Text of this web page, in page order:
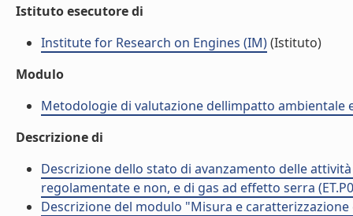
Istituto esecutore di
Institute for Research on Engines (IM)(Istituto)
Modulo
Metodologie di valutazione dellimpatto ambientale
Descrizione di
Descrizione dello stato di avanzamento delle
regolamentate e non, e di gas ad effetto serra
Descrizione del modulo "Misura e